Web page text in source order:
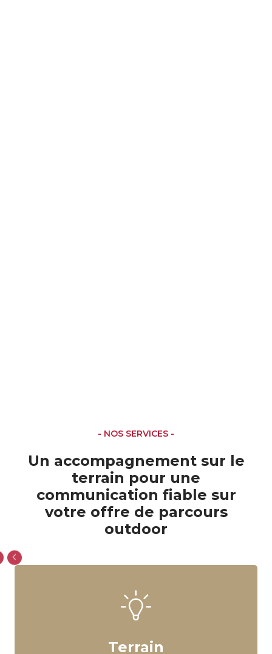
- NOS SERVICES -
Un accompagnement sur le
terrain pour une
communication fiable sur
votre offre de parcours
outdoor
Terrain